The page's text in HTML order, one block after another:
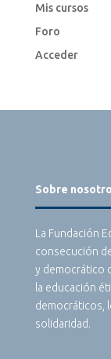
Mis cursos
Foro
Acceder
Sobre
La Fundación
consecución
y democrático
la educación
democráticos,
solidaridad.